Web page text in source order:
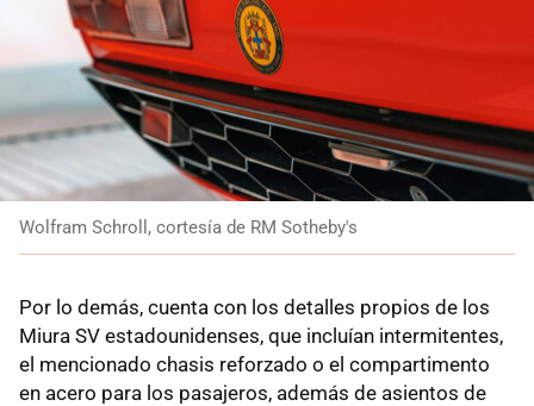
Wolfram Schroll, cortesía de RM Sotheby's
Por lo demás, cuenta con los detalles propios de los
Miura SV estadounidenses, que incluían intermitentes,
el mencionado chasis reforzado o el compartimento
en acero para los pasajeros, además de asientos de